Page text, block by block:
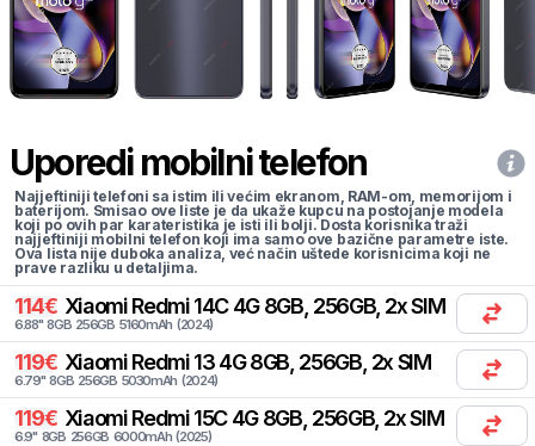
Uporedi mobilni telefon
Najjeftiniji telefoni sa istim ili većim ekranom, RAM-om, memorijom i
baterijom. Smisao ove liste je da ukaže kupcu na postojanje modela
koji po ovih par karateristika je isti ili bolji. Dosta korisnika traži
najjeftiniji mobilni telefon koji ima samo ove bazične parametre iste.
Ova lista nije duboka analiza, već način uštede korisnicima koji ne
prave razliku u detaljima.
114€ Xiaomi Redmi 14C 4G 8GB, 256GB, 2x SIM
6.88" 8GB 256GB 5160mAh (2024)
119€ Xiaomi Redmi 13 4G 8GB, 256GB, 2x SIM
6.79" 8GB 256GB 5030mAh (2024)
119€ Xiaomi Redmi 15C 4G 8GB, 256GB, 2x SIM
6.9" 8GB 256GB 6000mAh (2025)